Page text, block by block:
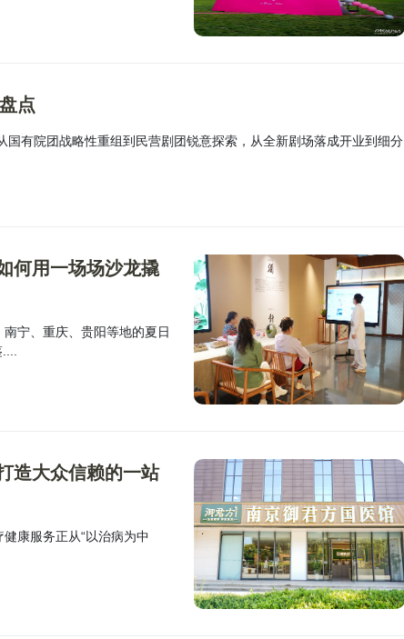
点
有院团战略性重组到民营剧团锐意探索，从全新剧场落成开业到细分
何用一场场沙龙撬
宁、重庆、贵阳等地的夏日
造大众信赖的一站
康服务正从“以治病为中